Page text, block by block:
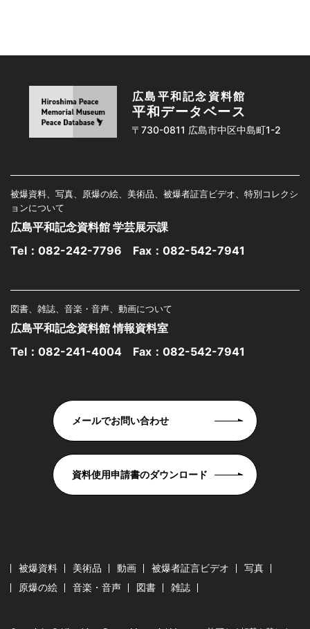
広島平和記念資料館
平和データベース
〒730-0811 広島市中区中島町1-2
被爆資料、写真、原爆の絵、美術品、被爆者証言ビデオ、特別コレクシ
ョンについて
広島平和記念資料館 学芸展示課
Tel： 082-242-7796 Fax：082-542-7941
図書、雑誌、音楽・音声、動画について
広島平和記念資料館 情報資料室
Tel： 082-241-4004 Fax：082-542-7941
メールでお問い合わせ
資料使用申請書のダウンロード
被爆資料 美術品 動画 被爆者証言ビデオ
写真
原爆の絵
音楽・音声 図書 雑誌